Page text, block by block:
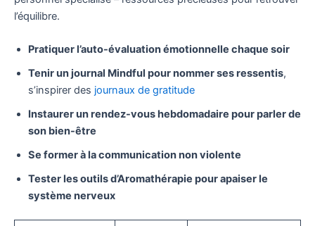
l’équilibre.
Pratiquer l’auto-évaluation émotionnelle chaque soir
Tenir un journal Mindful pour nommer ses ressentis,
s’inspirer des journaux de gratitude
Instaurer un rendez-vous hebdomadaire pour parler de
son bien-être
Se former à la communication non violente
Tester les outils d’Aromathérapie pour apaiser le
système nerveux